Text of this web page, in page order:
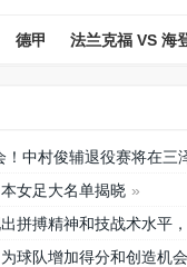
德甲 法兰克福 VS 海
中村俊辅退役赛将在三泽
女足大名单揭晓
拼搏精神和技战术水平，
球队增加得分和创造机会